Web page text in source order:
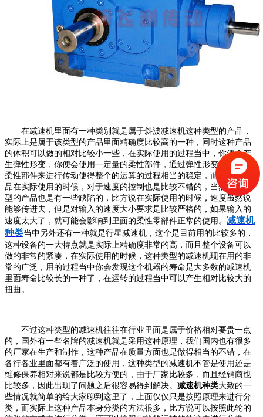
在减速机里面有一种类别就是属于斜波减速机这种类型的产品，
实际上是属于该类型的产品里面精确度比较高的一种，同时这种产品
的体积可以做的相对比较小一些，在实际使用的过程当中，你便会产
生弹性形变，你便会使用一定量的柔性部件，通过弹性形变以及通过
柔性部件来进行传动使得整个的运算的过程相当的稳定，而且这种产
品在实际使用的时候，对于速度的控制也是比较不错的，当然这种类
型的产品也是有一些缺陷的，比方说在实际使用的时候，速度虽然说
能够传进去，但是对输入的速度大小要求是比较严格的，如果输入的
速度太大了，就可能会影响到里面的柔性零部件正常的使用。 减速机
种类当中另外还有一种就是行星减速机，这个是目前用的比较多的，
这种设备的一大特点就是实际上精确度非常的高，而且整个设备可以
做的非常的紧凑，在实际使用的时候，这种类型的减速机现在用的非
常的广泛，用的过程当中你会发现这个机器的寿命是大多数的减速机
里面寿命比较长的一种了，在运转的过程当中可以产生相对比较大的
扭曲。
不过这种类型的减速机往往在行业里面是属于价格相对要贵一点
的，国外有一些名牌的减速机就是采用这种原理，我们国内也有很多
的厂家在生产和制作，这种产品在质量方面也是做得相当的不错，在
各行各业里面都有着广泛的使用，这种类型的减速机不管是使用还是
维修保养相对来说都是比较方便的，由于厂家比较多，而且经销商也
比较多，因此出现了问题之后很容易得到解决。 减速机种类大致的一
些情况就简单的给大家聊到这里了，上面仅仅只是按照原理来进行分
类，而实际上这种产品本身分类的方法很多，比方说可以按照此轮的